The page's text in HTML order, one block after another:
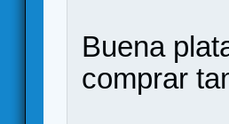
Buena
comprar